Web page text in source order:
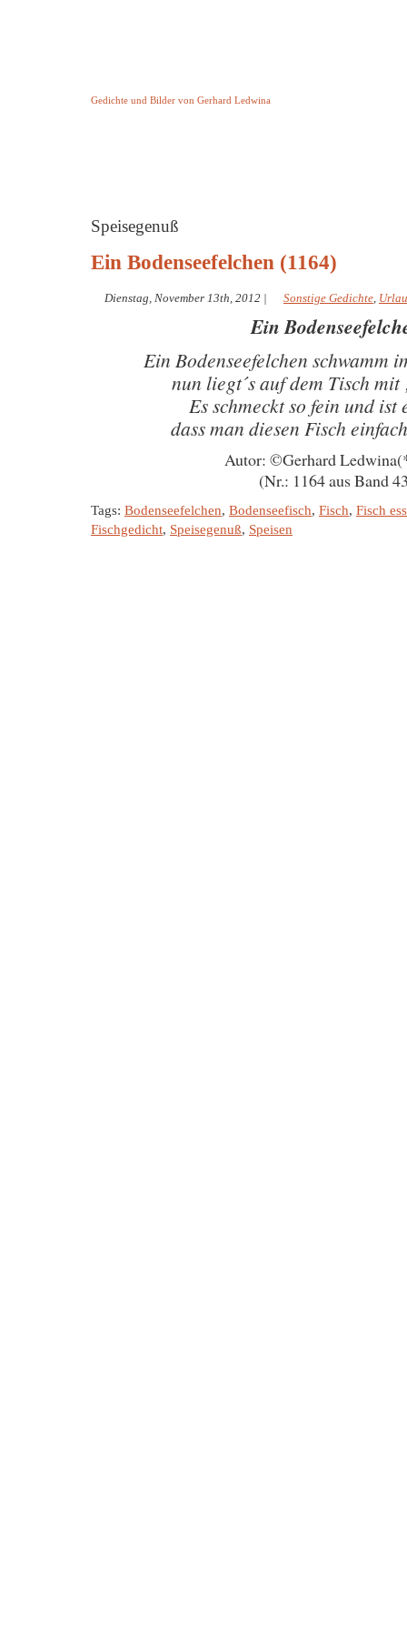
Gedichte und Bilder von Gerhard Ledwina
Speisegenuß
Ein Bodenseefelchen (1164)
Dienstag, November 13th, 2012 | Sonstige Gedichte,
Ein
Ein Bodenseefelchen schwamm
nun liegt´s auf dem Tisch
Es schmeckt so fein und ist
dass man diesen Fisch
Autor: ©Gerhard
(Nr.: 1164 aus Band
Tags: Bodenseefelchen, Bodenseefisch, Fisch, Fisch
Fischgedicht, Speisegenuß, Speisen